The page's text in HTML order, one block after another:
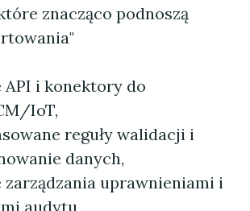
znacząco podnoszą
API i konektory do
IoT,
reguły walidacji i
danych,
zarządzania uprawnieniami i
audytu,